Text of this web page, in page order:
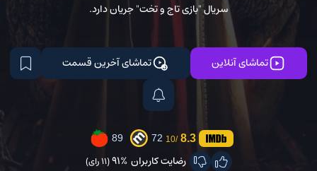
سریال "بازی تاج و تخت" جریان دارد.
تماشای آنلاین تماشای آخرین قسمت
8.3
/10
72
89
رضایت کاربران 91%(11 رای)